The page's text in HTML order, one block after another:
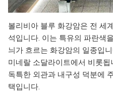
볼리비아 블루 화강암은 전 세
석입니다. 이는 특유의 파란색
늬가 흐르는 화강암의 일종입
미네랄 소달라이트에서 비롯
독특한 외관과 내구성 덕분에
택입니다.